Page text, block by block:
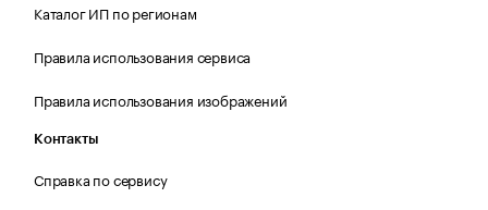
Каталог ИП по регионам
Правила использования сервиса
Правила использования изображений
Контакты
Справка по сервису